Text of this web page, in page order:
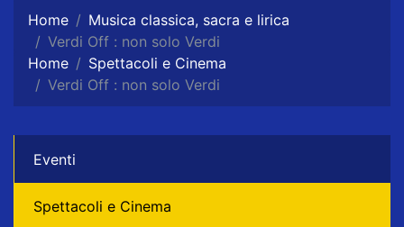
Home
Musica classica, sacra e lirica
Verdi Off : non solo Verdi
Home
Spettacoli e Cinema
Verdi Off : non solo Verdi
Eventi
Spettacoli e Cinema